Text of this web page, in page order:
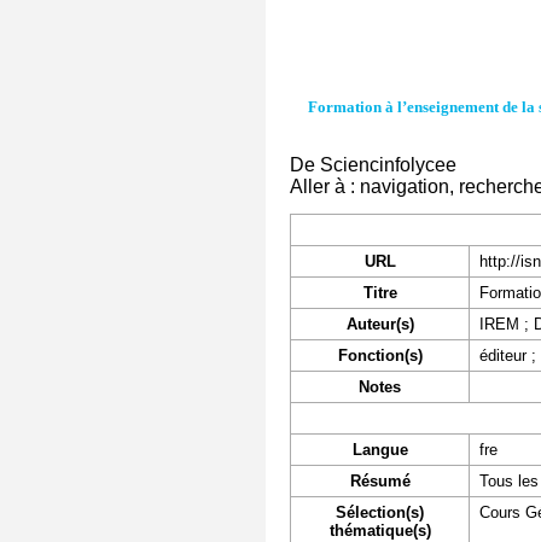
Formation à l’enseignement de
De Sciencinfolycee
Aller à : navigation,
URL
http://
Titre
Auteur(s)
IREM ;
Fonction(s)
éditeur ;
Notes
Langue
fre
Résumé
Tous
Sélection(s)
thématique(s)
Cours